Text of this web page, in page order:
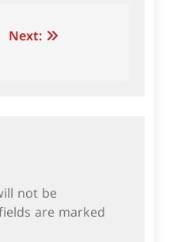
Next:
not be
are marked